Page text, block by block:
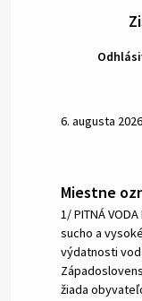
6. augusta
Miestne
1/ PITNÁ
sucho a
výdatnosti
žiada